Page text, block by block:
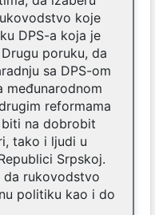
koje
DPS-a koja je
poruku, da
sa DPS-om
međunarodnom
reformama
na dobrobit
tako i ljudi u
Srpskoj.
da rukovodstvo
politiku kao i do